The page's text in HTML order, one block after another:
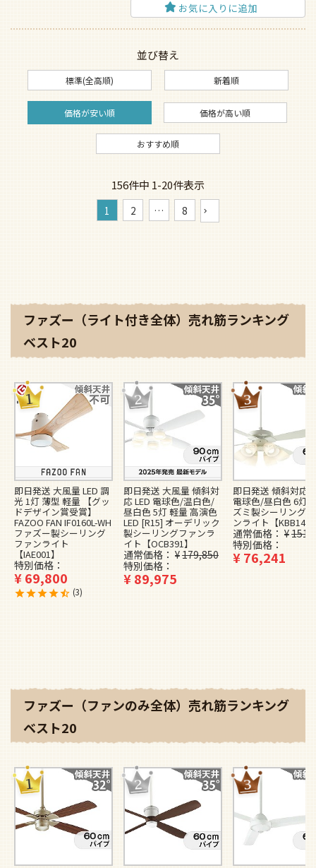
お気に入りに追加
並び替え
標準(全高順) 新着順
価格が安い順 価格が高い順
おすすめ順
156件中 1-20件表示
1 2 … 8
ファズー（ライト付き全体）売れ筋ランキング
ベスト20
即日発送 大風量 LED 調
光 1灯 薄型 軽量 【グッ
ドデザイン賞受賞】
FAZOO FAN IF0160L-WH
ファズー製シーリング
ファンライト
【IAE001】
特別価格
¥69,800
3
即日発送 大風量 傾斜対
応 LED 電球色/温白色/
昼白色 5灯 軽量 高演色
LED [R15] オーデリック
製シーリングファンラ
イト【OCB391】
通常価格 ¥179,850
特別価格
¥89,975
即日発送 傾斜対応
電球色/昼白色 6灯
ズミ製シーリング
ンライト【KBB148
通常価格 ¥
特別価格
¥76,241
ファズー（ファンのみ全体）売れ筋ランキング
ベスト20